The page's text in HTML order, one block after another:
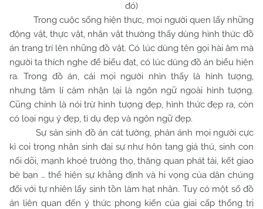
đó)
Trong cuộc sống hiện thực, mọi người quen lấy những
động vật, thực vật, nhân vật thường thấy dùng hình thức đồ
án trang trí lên những đồ vật. Có lúc dùng tên gọi hài âm mà
người ta thích nghe để biểu đạt, có lúc dùng đồ án biểu hiện
ra. Trong đồ án, cái mọi người nhìn thấy là hình tượng,
nhưng tâm lí cảm nhận lại là ngôn ngữ ngoài hình tượng.
Cũng chính là nói trừ hình tượng đẹp, hình thức đẹp ra, còn
có loại ngụ ý đẹp, tỉ dụ đẹp và ngôn ngữ đẹp.
Sự sản sinh đồ án cát tường, phản ánh mọi người cực
kì coi trọng nhân sinh đại sự như hôn tang giá thú, sinh con
nối dõi, mạnh khoẻ trường thọ, thăng quan phát tài, kết giao
bè bạn … thể hiện sự khẳng định và hi vọng của dân chúng
đối với tự nhiên lấy sinh tồn làm hạt nhân. Tuy có một số đồ
án liên quan đến ý thức phong kiến của giai cấp thống trị